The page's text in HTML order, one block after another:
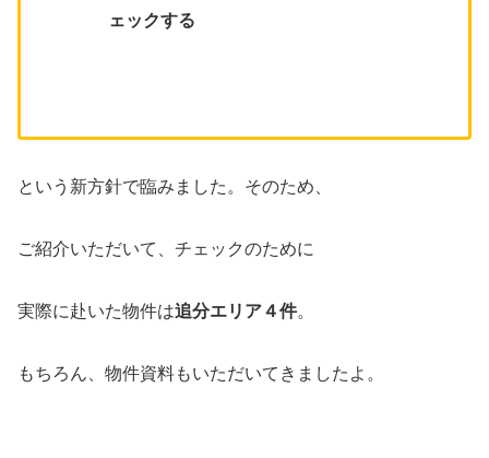
ェックする
という新方針で臨みました。そのため、
ご紹介いただいて、チェックのために
実際に赴いた物件は追分エリア４件。
もちろん、物件資料もいただいてきましたよ。